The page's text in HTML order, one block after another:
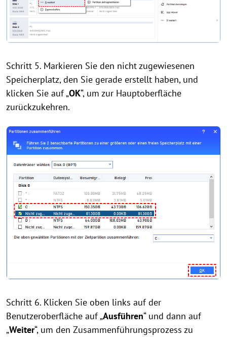
Schritt 5. Markieren Sie den nicht zugewiesenen
Speicherplatz, den Sie gerade erstellt haben, und
klicken Sie auf „OK“, um zur Hauptoberfläche
zurückzukehren.
Schritt 6. Klicken Sie oben links auf der
Benutzeroberfläche auf „Ausführen“ und dann auf
„Weiter“, um den Zusammenführungsprozess zu